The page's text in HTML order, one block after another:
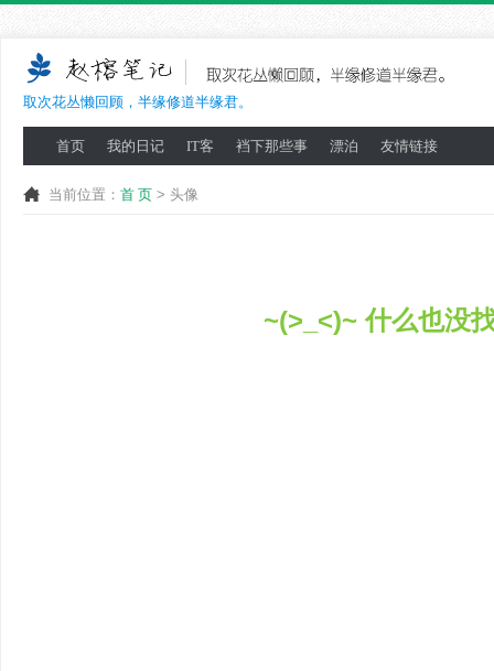
取次花丛懒回顾，半缘修道半缘君。
首页 我的日记 IT客 裆下那些事 漂泊 友情链接
当前位置： 首 页 > 头像
~(>_<)~ 什么也没